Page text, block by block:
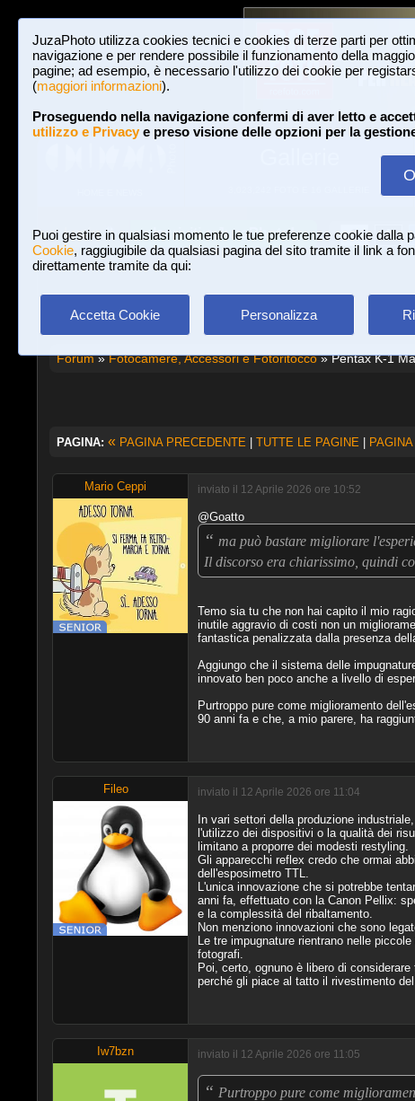
JuzaPhoto utilizza cookies tecnici e cookies di terze parti per
navigazione e per rendere possibile il funzionamento della
pagine; ad esempio, è necessario l'utilizzo dei cookie per
(maggiori informazioni).
Proseguendo nella navigazione confermi di aver letto e
utilizzo e Privacye preso visione delle opzioni per la
Puoi gestire in qualsiasi momento le tue preferenze cookie dalla
Cookie, raggiugibile da qualsiasi pagina del sito tramite il link a
direttamente tramite da qui:
Accetta Cookie Personalizza
Login Iscriviti a JuzaPhoto! A A
Forum»Fotocamere, Accessori e Fotoritocco» Pentax K-1
PAGINA: « PAGINA PRECEDENTE | TUTTE LE PAGINE |
Mario Ceppi inviato il 12 Aprile 2026 ore 10:52
@Goatto
“ ma può bastare migliorare
Il discorso era chiarissimo, quindi
Temo sia tu che non hai capito il mio
inutile aggravio di costi non un
fantastica penalizzata dalla presenza
Aggiungo che il sistema delle
innovato ben poco anche a livello di
Purtroppo pure come miglioramento
90 anni fa e che, a mio parere, ha
Fileo inviato il 12 Aprile 2026 ore 11:04
In vari settori della produzione
l'utilizzo dei dispositivi o la qualità dei
limitano a proporre dei modesti restyling.
Gli apparecchi reflex credo che ormai
dell'esposimetro TTL.
L'unica innovazione che si potrebbe
anni fa, effettuato con la Canon Pellix:
e la complessità del ribaltamento.
Non menziono innovazioni che sono
Le tre impugnature rientrano nelle
fotografi.
Poi, certo, ognuno è libero di
perché gli piace al tatto il rivestimento
Iw7bzn inviato il 12 Aprile 2026 ore 11:05
“ Purtroppo pure come